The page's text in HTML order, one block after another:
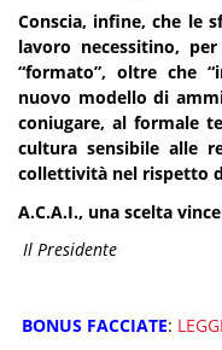
Conscia, infine, che le
lavoro necessitino,
“formato”, oltre che
nuovo modello di
coniugare, al formale
cultura sensibile alle
collettività nel rispetto
A.C.A.I., una scelta
Il Presidente
BONUS FACCIATE: LEGGI